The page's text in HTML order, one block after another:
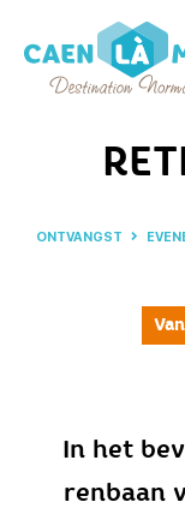
ONTVANGST
Van
In het
renbaan